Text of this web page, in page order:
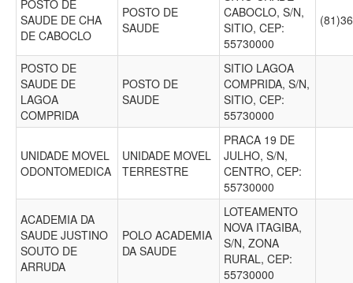
POSTO DE
SAUDE DE CHA
DE CABOCLO
POSTO DE
SAUDE
CABOCLO, S/N,
SITIO, CEP:
55730000
POSTO DE
SAUDE DE
LAGOA
COMPRIDA
POSTO DE
SAUDE
SITIO LAGOA
COMPRIDA, S/N,
SITIO, CEP:
55730000
UNIDADE MOVEL
ODONTOMEDICA
UNIDADE MOVEL
TERRESTRE
PRACA 19 DE
JULHO, S/N,
CENTRO, CEP:
55730000
ACADEMIA DA
SAUDE JUSTINO
SOUTO DE
ARRUDA
POLO ACADEMIA
DA SAUDE
LOTEAMENTO
NOVA ITAGIBA,
S/N, ZONA
RURAL, CEP:
55730000